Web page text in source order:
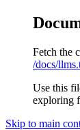
Fetch the
/docs/
Use this
exploring
Skip to main